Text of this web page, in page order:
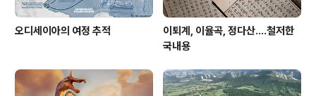
오디세이아의 여정 추적
이퇴계, 이율곡, 정다산....철저한
국내용